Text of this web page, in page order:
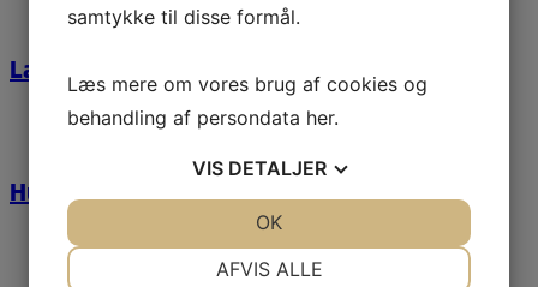
Lalandia Billund
Husumparken
samtykke til disse formål.
Læs mere om vores brug af cookies og
behandling af persondata her.
VIS DETALJER
AFVIS ALLE
OK